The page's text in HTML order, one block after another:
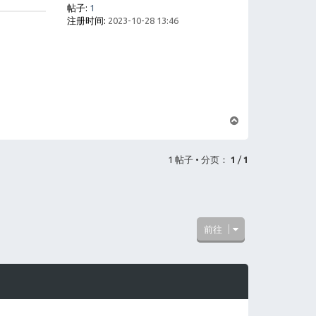
帖子: 1
注册时间: 2023-10-28 13:46
1 帖子 • 分页： 1 / 1
前往